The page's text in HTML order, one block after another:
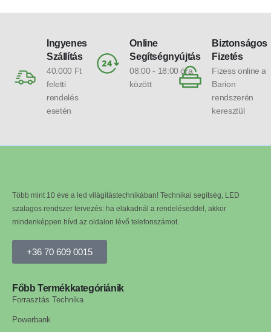
Ingyenes
Szállítás
40.000 Ft
feletti
rendelés
esetén
Online
Segítségnyújtás
08:00 - 18:00 óra
között
Biztonságos
Fizetés
Fizess online a
Barion
rendszerén
keresztül
Több mint 10 éve a led világítástechnikában! Technikai segítség, LED
szalagos rendszer tervezés: ha elakadnál a rendeléseddel, akkor
mindenképpen hívd az oldalon lévő telefonszámot.
+36 70 609 0015
Főbb Termékkategóriánik
Forrasztás Technika
Powerbank